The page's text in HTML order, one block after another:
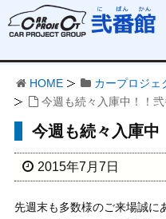
HOME カープロジェ
今週も続々入庫中！！弐
今週も続々入庫中
2015年7月7日
先週末も多数様のご来場誠に